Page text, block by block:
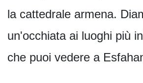
la cattedrale armena.
un'occhiata ai luoghi più
che puoi vedere a